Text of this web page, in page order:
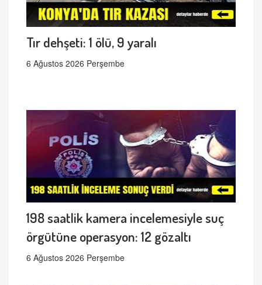
Tır dehşeti: 1 ölü, 9 yaralı
6 Ağustos 2026 Perşembe
198 saatlik kamera incelemesiyle suç
örgütüne operasyon: 12 gözaltı
6 Ağustos 2026 Perşembe